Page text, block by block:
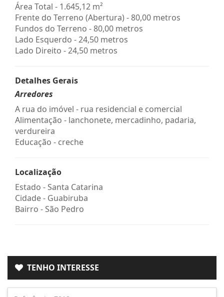
Área Total - 1.645,12 m²
Frente do Terreno (Abertura) - 80,00 metros
Fundos do Terreno - 80,00 metros
Lado Esquerdo - 24,50 metros
Lado Direito - 24,50 metros
Detalhes Gerais
Arredores
A rua do imóvel - rua residencial e comercial
Alimentação - lanchonete, mercadinho, padaria,
verdureira
Educação - creche
Localização
Estado -Santa Catarina
Cidade - Guabiruba
Bairro -São Pedro
TENHO INTERESSE